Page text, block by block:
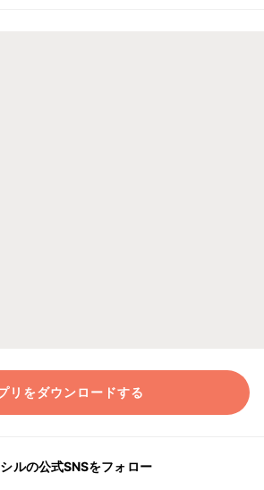
リをダウンロードする
ルの公式SNSをフォロー